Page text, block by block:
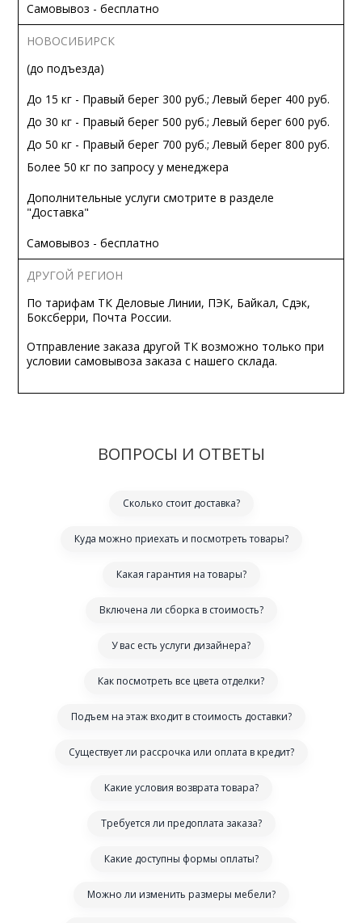
Самовывоз - бесплатно
НОВОСИБИРСК
(до подъезда)
До 15 кг - Правый берег 300 руб.; Левый берег 400 руб.
До 30 кг - Правый берег 500 руб.; Левый берег 600 руб.
До 50 кг - Правый берег 700 руб.; Левый берег 800 руб.
Более 50 кг по запросу у менеджера
Дополнительные услуги смотрите в разделе
"Доставка"
Самовывоз - бесплатно
ДРУГОЙ РЕГИОН
По тарифам ТК Деловые Линии, ПЭК, Байкал, Сдэк,
Боксберри, Почта России.
Отправление заказа другой ТК возможно только при
условии самовывоза заказа с нашего склада.
ВОПРОСЫ И ОТВЕТЫ
Сколько стоит доставка?
Куда можно приехать и посмотреть товары?
Какая гарантия на товары?
Включена ли сборка в стоимость?
У вас есть услуги дизайнера?
Как посмотреть все цвета отделки?
Подъем на этаж входит в стоимость доставки?
Существует ли рассрочка или оплата в кредит?
Какие условия возврата товара?
Требуется ли предоплата заказа?
Какие доступны формы оплаты?
Можно ли изменить размеры мебели?